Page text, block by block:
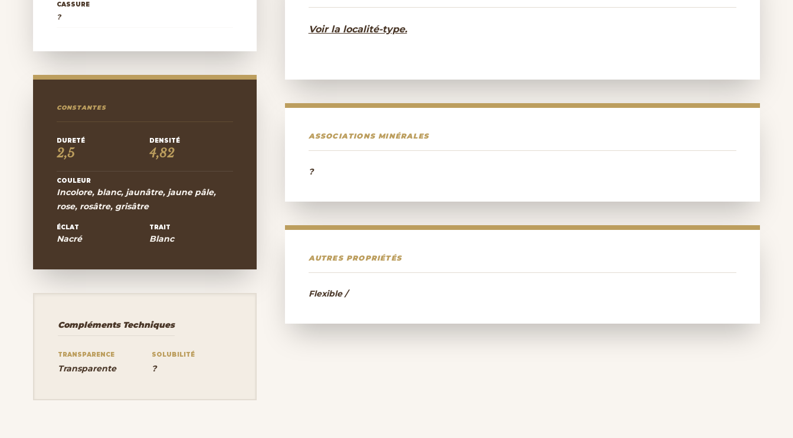
CASSURE
?
CONSTANTES
DURETÉ
2,5
DENSITÉ
4,82
COULEUR
Incolore, blanc, jaunâtre, jaune pâle,
rose, rosâtre, grisâtre
ÉCLAT
Nacré
TRAIT
Blanc
Compléments Techniques
TRANSPARENCE
Transparente
SOLUBILITÉ
?
Voir la localité-type.
ASSOCIATIONS MINÉRALES
?
AUTRES PROPRIÉTÉS
Flexible /